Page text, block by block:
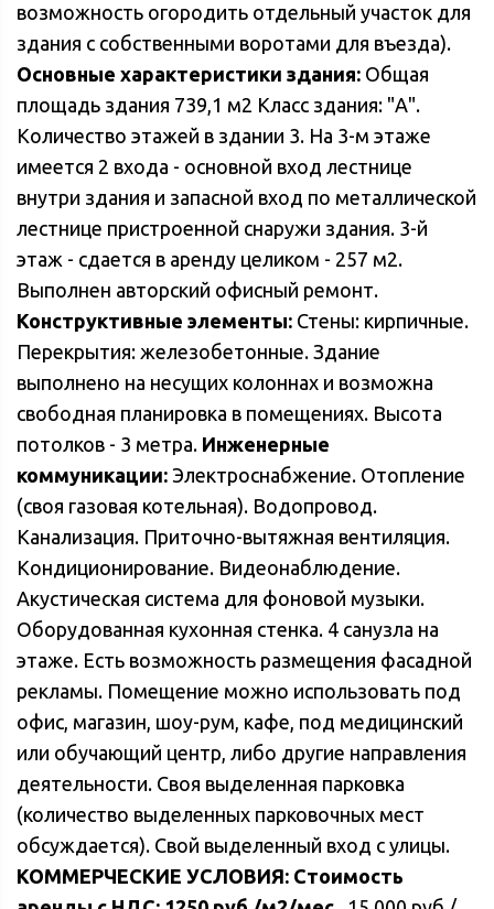
возможность огородить отдельный участок для
здания с собственными воротами для въезда).
Основные характеристики здания: Общая
площадь здания 739,1 м2 Класс здания: "А".
Количество этажей в здании 3. На 3-м этаже
имеется 2 входа - основной вход лестнице
внутри здания и запасной вход по металлической
лестнице пристроенной снаружи здания. 3-й
этаж - сдается в аренду целиком - 257 м2.
Выполнен авторский офисный ремонт.
Конструктивные элементы: Стены: кирпичные.
Перекрытия: железобетонные. Здание
выполнено на несущих колоннах и возможна
свободная планировка в помещениях. Высота
потолков - 3 метра. Инженерные
коммуникации: Электроснабжение. Отопление
(своя газовая котельная). Водопровод.
Канализация. Приточно-вытяжная вентиляция.
Кондиционирование. Видеонаблюдение.
Акустическая система для фоновой музыки.
Оборудованная кухонная стенка. 4 санузла на
этаже. Есть возможность размещения фасадной
рекламы. Помещение можно использовать под
офис, магазин, шоу-рум, кафе, под медицинский
или обучающий центр, либо другие направления
деятельности. Своя выделенная парковка
(количество выделенных парковочных мест
обсуждается). Свой выделенный вход с улицы.
КОММЕРЧЕСКИЕ УСЛОВИЯ: Стоимость